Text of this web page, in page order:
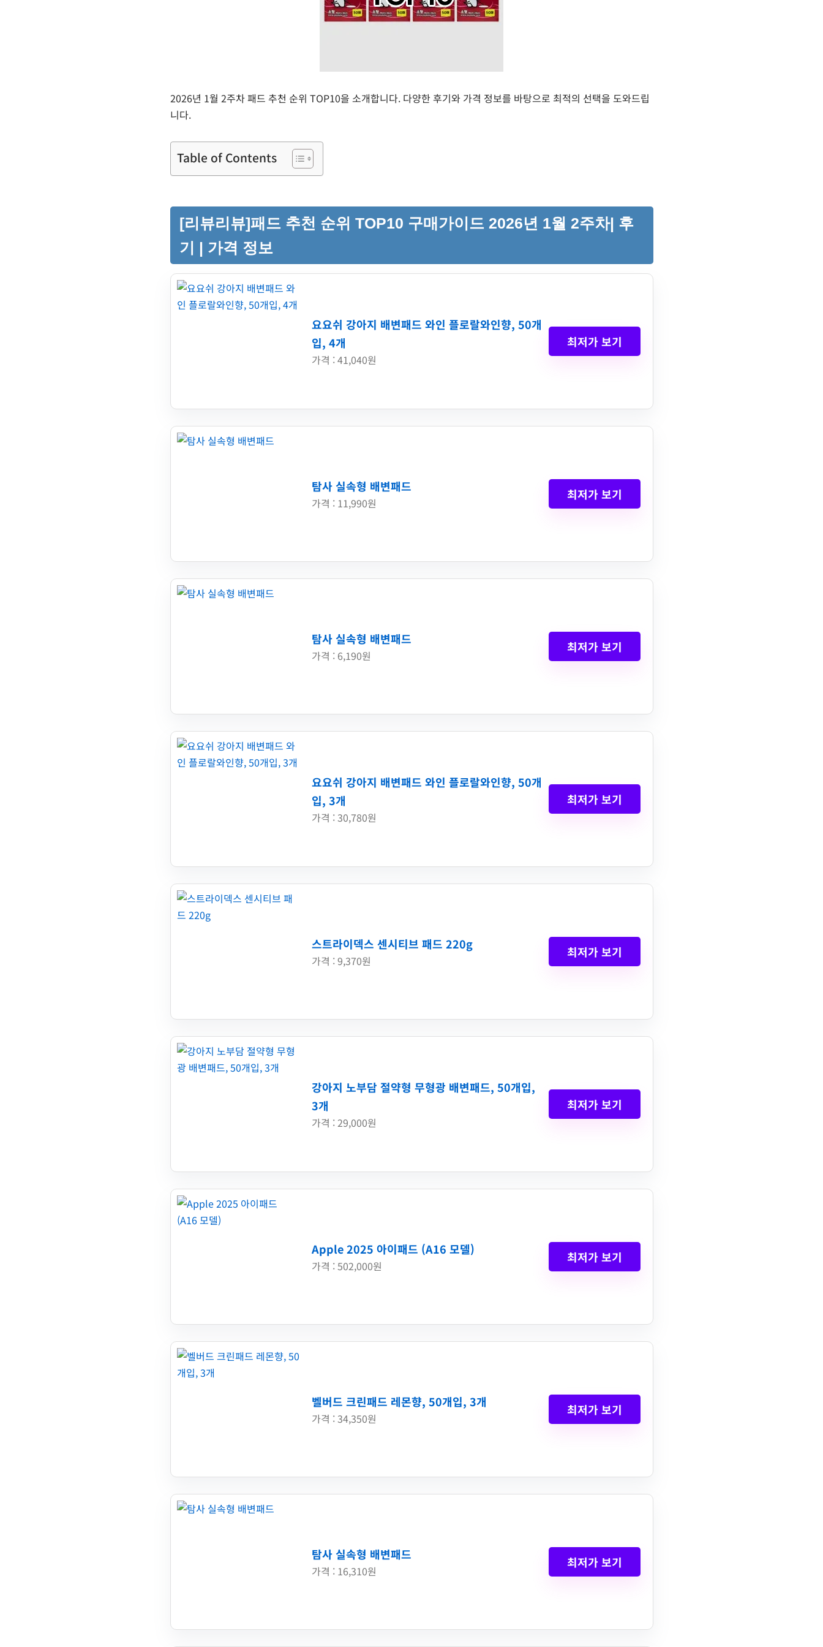
2026년 1월 2주차 패드 추천 순위 TOP10을 소개합니다. 다양한 후기와 가격 정보를 바탕으로 최적의 선택을 도와드립
니다.
Table of Contents
[리뷰리뷰]패드 추천 순위 TOP10 구매가이드 2026년 1월 2주차| 후
기 | 가격 정보
요요쉬 강아지 배변패드 와인 플로랄와인향, 50개
입, 4개
가격 : 41,040원
최저가 보기
탐사 실속형 배변패드
가격 : 11,990원
최저가 보기
탐사 실속형 배변패드
가격 : 6,190원
최저가 보기
요요쉬 강아지 배변패드 와인 플로랄와인향, 50개
입, 3개
가격 : 30,780원
최저가 보기
스트라이덱스 센시티브 패드 220g
가격 : 9,370원
최저가 보기
강아지 노부담 절약형 무형광 배변패드, 50개입,
3개
가격 : 29,000원
최저가 보기
Apple 2025 아이패드 (A16 모델)
가격 : 502,000원
최저가 보기
벨버드 크린패드 레몬향, 50개입, 3개
가격 : 34,350원
최저가 보기
탐사 실속형 배변패드
가격 : 16,310원
최저가 보기